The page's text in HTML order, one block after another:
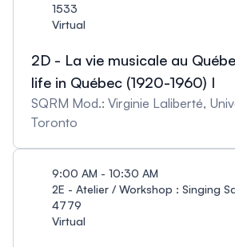
1533
Virtual
2D - La vie musicale au
life in Québec (1920-1960) I
SQRM Mod.: Virginie Laliberté,
Toronto
9:00 AM - 10:30 AM
2E - Atelier / Workshop : Singing
4779
Virtual